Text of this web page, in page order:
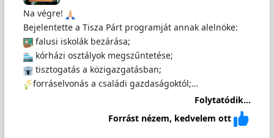
Na végre!
Bejelentette a Tisza Párt programját annak alelnöke:
falusi iskolák bezárása;
kórházi osztályok megszűntetése;
️ tisztogatás a közigazgatásban;
forráselvonás a családi gazdaságoktól;…
Folytatódik...
Forrást nézem, kedvelem ott